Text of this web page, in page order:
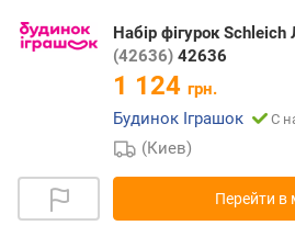
Набір фігурок
(42636) 42636
1 124 грн.
Будинок Іграшок
С
(Киев)
Перейти в